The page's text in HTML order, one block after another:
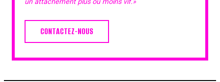
CONTACTEZ-NOUS